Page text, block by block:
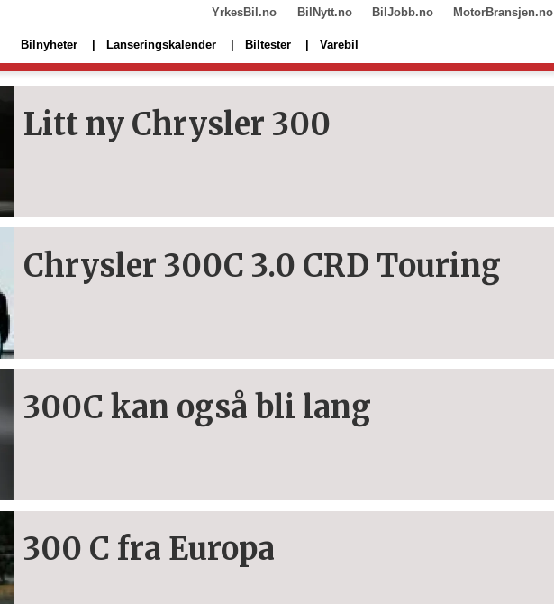
YrkesBil.no BilNytt.no BilJobb.no MotorBransjen.no
Bilnyheter Lanseringskalender Biltester Varebil
Litt ny Chrysler 300
Chrysler 300C 3.0 CRD Touring
300C kan også bli lang
300 C fra Europa